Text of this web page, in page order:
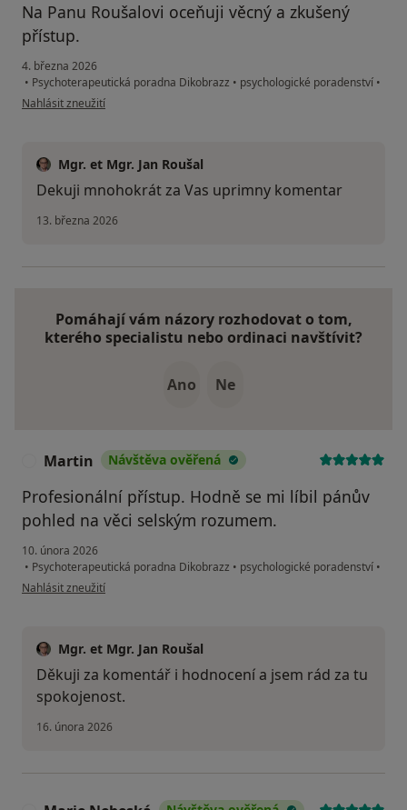
Na Panu Roušalovi oceňuji věcný a zkušený
přístup.
4. března 2026
• Psychoterapeutická poradna Dikobrazz • psychologické poradenství •
podle názoru uživatele Jiří
Nahlásit zneužití
Mgr. et Mgr. Jan Roušal
Dekuji mnohokrát za Vas uprimny komentar
13. března 2026
Pomáhají vám názory rozhodovat o tom,
kterého specialistu nebo ordinaci navštívit?
Ano Ne
Martin Návštěva ověřená
Profesionální přístup. Hodně se mi líbil pánův
pohled na věci selským rozumem.
10. února 2026
• Psychoterapeutická poradna Dikobrazz • psychologické poradenství •
podle názoru uživatele Martin
Nahlásit zneužití
Mgr. et Mgr. Jan Roušal
Děkuji za komentář i hodnocení a jsem rád za tu
spokojenost.
16. února 2026